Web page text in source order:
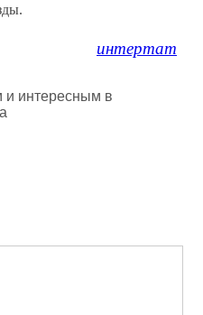
интертат
интересным в